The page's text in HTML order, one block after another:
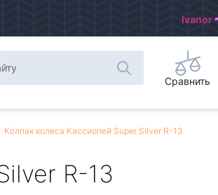
Ivanor
Сравнить
Колпак колеса Кассиопей Super Silver R-13
R-13